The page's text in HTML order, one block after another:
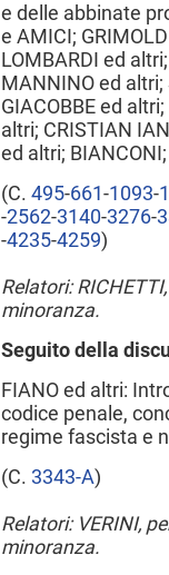
e delle abbinate
e AMICI;
LOMBARDI ed
MANNINO ed altri;
GIACOBBE ed
altri; CRISTIAN
ed altri;
(C. 495​-661 ​-1093​-
-2562​-3140​-3276​-
-4235​-4259​)
Relatori:
minoranza.
Seguito della
FIANO ed altri:
codice penale,
regime fascista e
(C. 3343-A​)
Relatori: VERINI,
minoranza.